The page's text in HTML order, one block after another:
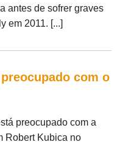
antes de sofrer graves
em 2011. [...]
com o
preocupado com a
Robert Kubica no